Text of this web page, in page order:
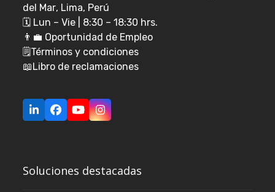
del Mar, Lima, Perú
🗓️ Lun – Vie | 8:30 – 18:30 hrs.
👨‍💼 Oportunidad de Empleo
🗒️Términos y condiciones
📖Libro de reclamaciones
LinkedInFacebook
YouTubeInstagram
Soluciones destacadas